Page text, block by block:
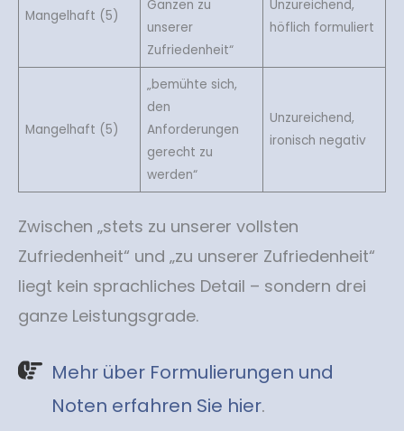
Mangelhaft (5)
Ganzen zu
unserer
Zufriedenheit“
Unzureichend,
höflich formuliert
Mangelhaft (5)
„bemühte sich,
den
Anforderungen
gerecht zu
werden“
Unzureichend,
ironisch negativ
Zwischen „stets zu unserer vollsten
Zufriedenheit“ und „zu unserer Zufriedenheit“
liegt kein sprachliches Detail – sondern drei
ganze Leistungsgrade.
Mehr über Formulierungen und
Noten erfahren Sie hier.